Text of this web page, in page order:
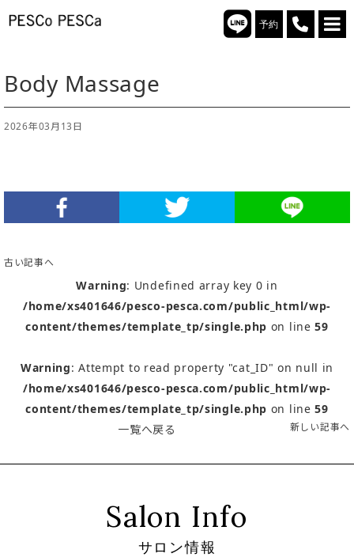
予約
Body Massage
2026年03月13日
古い記事へ
Warning: Undefined array key 0 in
/home/xs401646/pesco-pesca.com/public_html/wp-
content/themes/template_tp/single.php on line59
Warning: Attempt to read property "cat_ID" on null in
/home/xs401646/pesco-pesca.com/public_html/wp-
content/themes/template_tp/single.php on line59
一覧へ戻る
新しい記事へ
Salon Info
サロン情報